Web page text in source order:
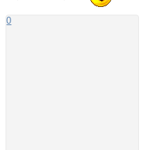
0